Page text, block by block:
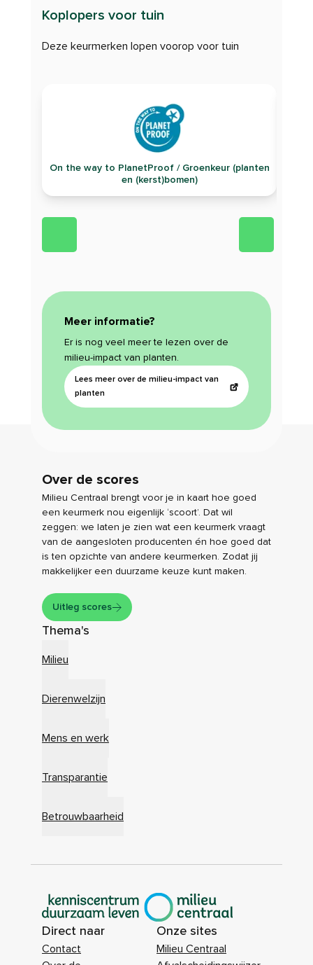
Koplopers voor tuin
Deze keurmerken lopen voorop voor tuin
On the way to PlanetProof / Groenkeur (planten
en (kerst)bomen)
Meer informatie?
Er is nog veel meer te lezen over de
milieu-impact van planten.
Lees meer over de milieu-impact van
planten
Over de scores
Milieu Centraal brengt voor je in kaart hoe goed
een keurmerk nou eigenlijk ‘scoort’. Dat wil
zeggen: we laten je zien wat een keurmerk vraagt
van de aangesloten producenten én hoe goed dat
is ten opzichte van andere keurmerken. Zodat jij
makkelijker een duurzame keuze kunt maken.
Uitleg scores
Thema's
Milieu
Dierenwelzijn
Mens en werk
Transparantie
Betrouwbaarheid
|
Direct naar
Contact
Onze sites
Milieu Centraal